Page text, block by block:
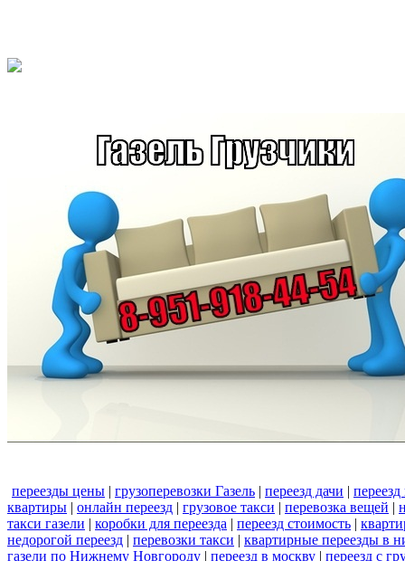
переезды цены | грузоперевозки Газель | переезд дачи |
квартиры | онлайн переезд | грузовое такси | перевозка вещей |
такси газели | коробки для переезда | переезд стоимость |
недорогой переезд | перевозки такси | квартирные переезды в
газели по Нижнему Новгороду | переезд в москву | переезд с